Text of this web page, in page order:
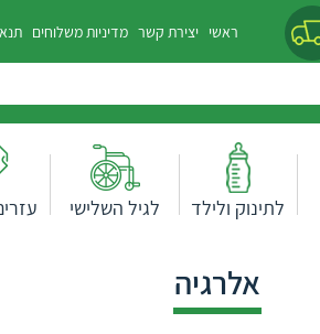
ראשי יצירת קשר מדיניות משלוחים
לתינוק ולילד לגיל השלישי
אלרגיה